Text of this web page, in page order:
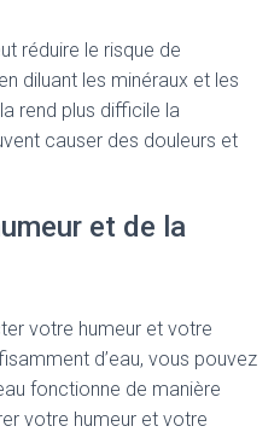
réduire le risque de
diluant les minéraux et les
rend plus difficile la
causer des douleurs et
et de la
votre humeur et votre
d’eau, vous pouvez
fonctionne de manière
votre humeur et votre